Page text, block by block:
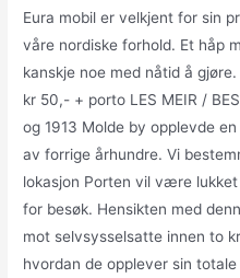
Eura mobil er velkjent for sin
våre nordiske forhold. Et håp
kanskje noe med nåtid å
kr 50,- + porto LES MEIR /
og 1913 Molde by opplevde
av forrige århundre. Vi
lokasjon Porten vil være
for besøk. Hensikten med
mot selvsysselsatte innen to
hvordan de opplever sin